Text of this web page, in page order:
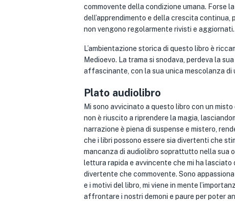
commovente della condizione umana. Forse
dell’apprendimento e della crescita
non vengono regolarmente rivisti e aggiornati.
L’ambientazione storica di questo libro è
Medioevo. La trama si snodava, perdeva la
affascinante, con la sua unica mescolanza di
Plato audiolibro
Mi sono avvicinato a questo libro con un
non è riuscito a riprendere la magia,
narrazione è piena di suspense e mistero,
che i libri possono essere sia divertenti che
mancanza di audiolibro soprattutto nella sua
lettura rapida e avvincente che mi ha lasciato
divertente che commovente. Sono
e i motivi del libro, mi viene in mente
affrontare i nostri demoni e paure per poter